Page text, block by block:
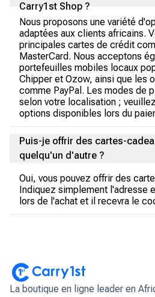
Carry1st Shop ?
Nous proposons une variété
adaptées aux clients africains.
principales cartes de crédit
MasterCard. Nous acceptons
portefeuilles mobiles locaux
Chipper et Ozow, ainsi que les
comme PayPal. Les modes de
selon votre localisation ;
options disponibles lors du
Puis-je offrir des cartes-
quelqu'un d'autre ?
Oui, vous pouvez offrir des
Indiquez simplement l'adresse
lors de l'achat et il recevra le
La boutique en ligne leader en